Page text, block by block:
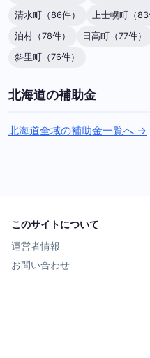
清水町（86件）
上士幌町（83
泊村（78件）
日高町（77件）
斜里町（76件）
北海道の補助金
北海道全域の補助金一覧へ →
このサイトについて
運営者情報
お問い合わせ